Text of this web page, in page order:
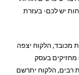
יש לכם- בעזרת
מכובד, הלקוח יצפה
מחזיקים בעסק
רבים, הלקוח יתרשם